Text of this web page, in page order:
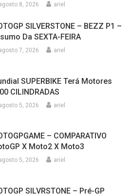
8, 2026 ariel
SILVERSTONE – BEZZ P1 –
Da SEXTA-FEIRA
7, 2026 ariel
SUPERBIKE Terá Motores
CILINDRADAS
5, 2026 ariel
– COMPARATIVO
X Moto2 X Moto3
5, 2026 ariel
SILVRSTONE – Pré-GP